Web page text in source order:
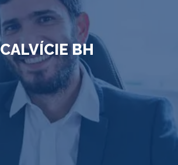
CALVÍCIE BH